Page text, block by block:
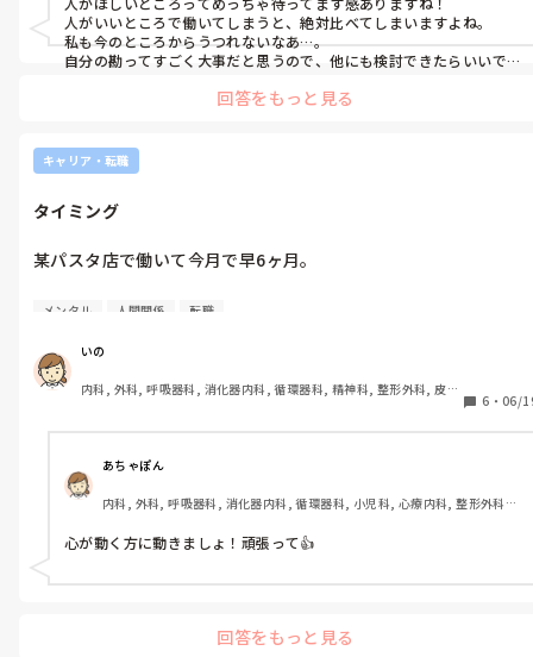
無駄遣いだ。だめだめ。我慢。
っていうブレーキがかかるんです。
バイト前や終わりの人達が
美味しそうなキラキラしたパスタやピザに
いつも命を狙われてる感覚…笑
やーーーーー、食べたいよー(T^T)
どうしよう…。
副収入…？
最近、新しい事を始めたいとは思ってて。
それは趣味でも副業でもなんでも。
なにかないかなぁ。
いろいろ探してみよう。
遅くて8月からうちでお願いします。
と、言ってくださいました。
そのあと主任と2人で院内を見学しました。
見たいなと思っていたので良かったです。
興味があった分野なのでわくわくしながら
先輩看護師達は睨むようにこっちを見て
にこにこ明るくて、
でも他の看護師がちょっと違和感…。
院長も主任もとっても素敵な方でした。
けどこの私が感じた違和感は信じたい。
第六感…？なのか。
今のところお断りする予定です。
人がいいところで働いてしまうと、絶対比べてしまいますよね。
私も今のところからうつれないなあ…。
自分の勘ってすごく大事だと思うので、他にも検討できたらいいで
回答をもっと見る
キャリア・転職
タイミング
某パスタ店で働いて今月で早6ヶ月。
とても楽しくて、賑やかで、優しくて
ほぼペアで働いている先輩が、
私のランクアップをマネージャーに
しかも、さらにランクアップする話を
マネージャーにしてくれたみたいで、
返事待ちとのこと。
この短期間でランクアップ出来るのは
珍しい事だから
メンタル 人間関係 転職
いの
内科, 外科, 呼吸器科, 消化器内科, 循環器科, 精神科, 整形外科, 皮膚
6 ・ 06/
あちゃぽん
内科, 外科, 呼吸器科, 消化器内科, 循環器科, 小児科, 心療内科, 整形外科,
急科, 超急性期, ICU, CCU, HCU, その他の科, ママナース, 外来, 神経内科,
脳神経外科, NICU, 消化器外科, 一般病院, 慢性期, 回復期, 終末期, オペ室,
心が動く方に動きましょ！頑張って👍
回答をもっと見る